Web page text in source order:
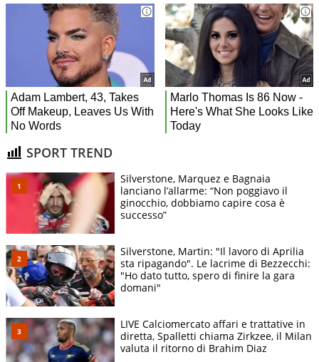
SPORT TREND
Silverstone, Marquez e Bagnaia
lanciano l’allarme: “Non poggiavo il
ginocchio, dobbiamo capire cosa è
successo”
Silverstone, Martin: "Il lavoro di Aprilia
sta ripagando". Le lacrime di Bezzecchi:
"Ho dato tutto, spero di finire la gara
domani"
LIVE Calciomercato affari e trattative in
diretta, Spalletti chiama Zirkzee, il Milan
valuta il ritorno di Brahim Diaz